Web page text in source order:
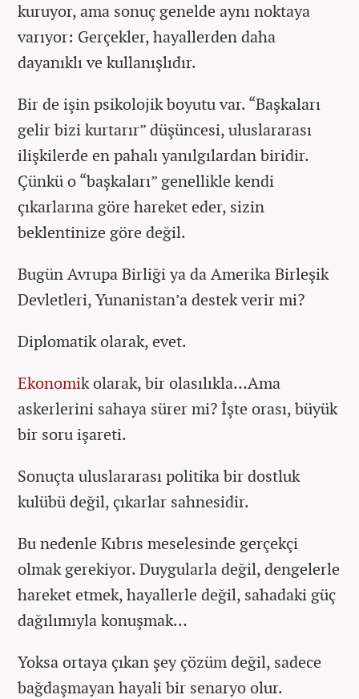
kuruyor, ama sonuç genelde aynı noktaya
varıyor: Gerçekler, hayallerden daha
dayanıklı ve kullanışlıdır.
Bir de işin psikolojik boyutu var. “Başkaları
gelir bizi kurtarır” düşüncesi, uluslararası
ilişkilerde en pahalı yanılgılardan biridir.
Çünkü o “başkaları” genellikle kendi
çıkarlarına göre hareket eder, sizin
beklentinize göre değil.
Bugün Avrupa Birliği ya da Amerika Birleşik
Devletleri, Yunanistan’a destek verir mi?
Diplomatik olarak, evet.
Ekonomik olarak, bir olasılıkla…Ama
askerlerini sahaya sürer mi? İşte orası, büyük
bir soru işareti.
Sonuçta uluslararası politika bir dostluk
kulübü değil, çıkarlar sahnesidir.
Bu nedenle Kıbrıs meselesinde gerçekçi
olmak gerekiyor. Duygularla değil, dengelerle
hareket etmek, hayallerle değil, sahadaki güç
dağılımıyla konuşmak…
Yoksa ortaya çıkan şey çözüm değil, sadece
bağdaşmayan hayali bir senaryo olur.